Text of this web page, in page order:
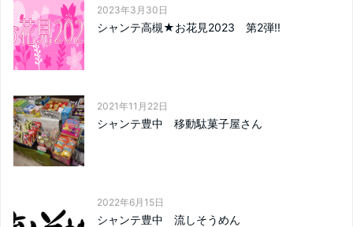
2023年3月30日
シャンテ高槻★お花見2023 第2弾!!
2021年11月22日
シャンテ豊中 移動駄菓子屋さん
2022年6月15日
シャンテ豊中 流しそうめん